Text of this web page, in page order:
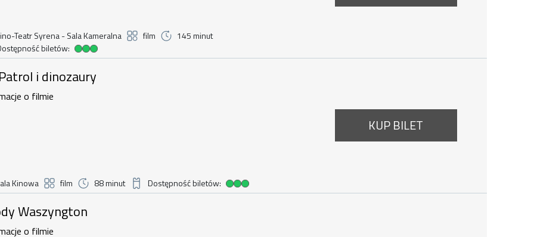
Teatr Syrena - Sala Kameralna film
145 minut
biletów:
biletów
dinozaury , 7 sierpnia 2026, godzina 16:00
i dinozaury
o filmie
Kinowa film 88 minut Dostępność biletów:
Duża dostępność biletów
KUP BILET
, 7 sierpnia 2026, godzina 17:35
Waszyngton
o filmie